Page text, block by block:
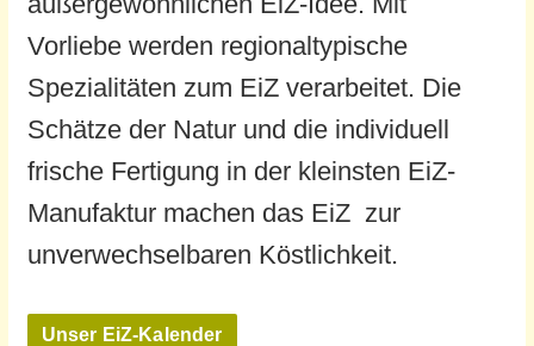
Vorliebe werden regionaltypische
Spezialitäten zum EiZ verarbeitet. Die
Schätze der Natur und die individuell
frische Fertigung in der kleinsten EiZ-
Manufaktur machen das EiZ zur
unverwechselbaren Köstlichkeit.
Unser EiZ-Kalender